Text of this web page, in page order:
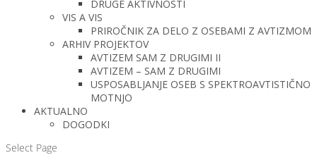
DRUGE AKTIVNOSTI
VIS A VIS
PRIROČNIK ZA DELO Z OSEBAMI Z AVTIZMOM
ARHIV PROJEKTOV
AVTIZEM SAM Z DRUGIMI II
AVTIZEM – SAM Z DRUGIMI
USPOSABLJANJE OSEB S SPEKTROAVTISTIČNO
MOTNJO
AKTUALNO
DOGODKI
Select Page